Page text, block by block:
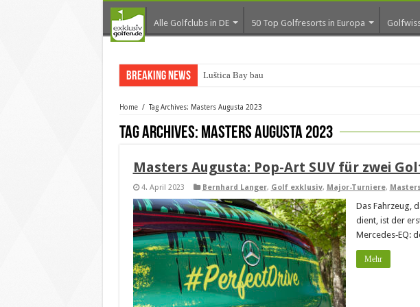
Alle Golfclubs in DE 50 Top Golfresorts in Europa
Breaking News Luštica Bay baut Monten
Home / Tag Archives: Masters Augusta 2023
Tag Archives: Masters Augusta 2023
Masters Augusta: Pop-Art SUV für zwei
4. April 2023 Bernhard Langer, Golf exklusiv, Major-Turniere,
Das Fahrzeug,
dient, ist der
Mercedes‑EQ:
Mehr